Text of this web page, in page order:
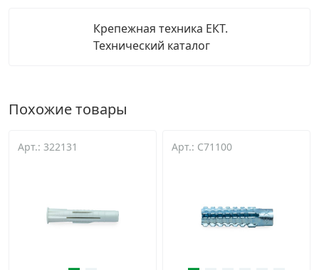
Крепежная техника ЕКТ.
Технический каталог
Похожие товары
Арт.: 322131 Арт.: C71100